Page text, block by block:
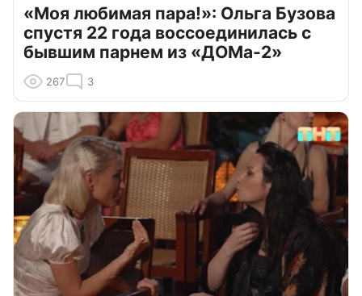
«Моя любимая пара!»: Ольга Бузова
спустя 22 года воссоединилась с
бывшим парнем из «ДОМа-2»
267 3